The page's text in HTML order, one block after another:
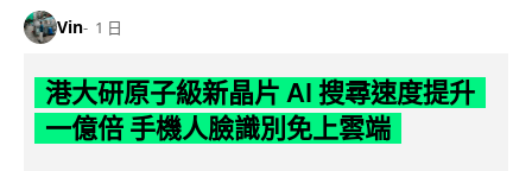
Vin 1 日
港大研原子級新晶片 AI 搜尋速度提升
一億倍 手機人臉識別免上雲端